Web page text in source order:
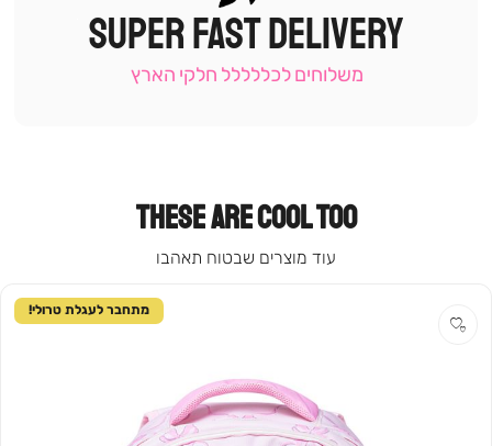
|
תומכי
-
SUPER FAST DELIVERY
משלוחים לכללללל חלקי הארץ
THESE ARE COOL TOO
עוד מוצרים שבטוח תאהבו
מתחבר לעגלת טרולי!